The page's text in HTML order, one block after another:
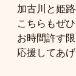
加古川と姫
こちらもぜひ
お時間許す限
応援してあ